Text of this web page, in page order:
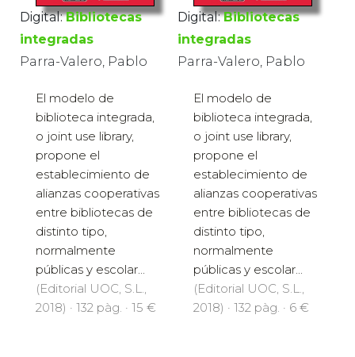
Digital: Bibliotecas
integradas
Parra-Valero, Pablo
El modelo de
biblioteca integrada,
o joint use library,
propone el
establecimiento de
alianzas cooperativas
entre bibliotecas de
distinto tipo,
normalmente
públicas y escolar...
(Editorial UOC, S.L.,
2018) · 132 pàg. · 15 €
Digital: Bibliotecas
integradas
Parra-Valero, Pablo
El modelo de
biblioteca integrada,
o joint use library,
propone el
establecimiento de
alianzas cooperativas
entre bibliotecas de
distinto tipo,
normalmente
públicas y escolar...
(Editorial UOC, S.L.,
2018) · 132 pàg. · 6 €